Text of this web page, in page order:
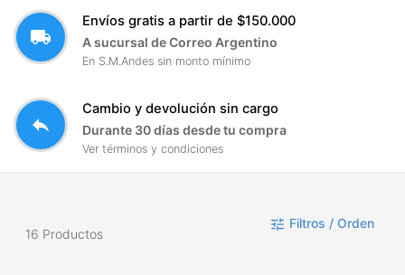
local_shipping
Envíos gratis a partir de $150.000
A sucursal de Correo Argentino
En S.M.Andes sin monto mínimo
reply
Cambio y devolución sin cargo
Durante 30 días desde tu compra
Ver términos y condiciones
16 Productos
tune Filtros / Orden